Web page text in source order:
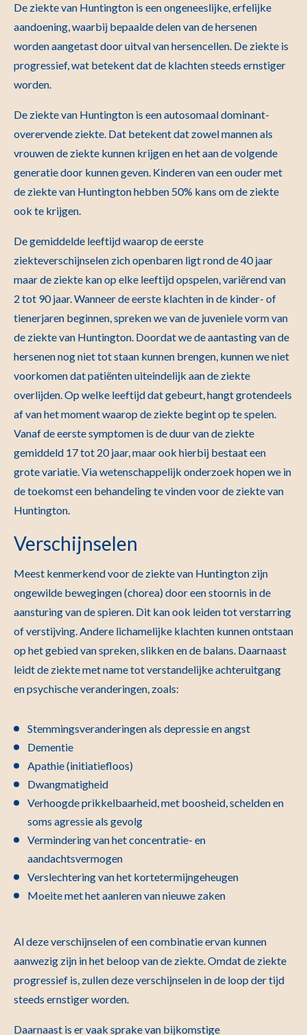
De ziekte van Huntington is een ongeneeslijke, erfelijke
aandoening, waarbij bepaalde delen van de hersenen
worden aangetast door uitval van hersencellen. De ziekte is
progressief, wat betekent dat de klachten steeds ernstiger
worden.
De ziekte van Huntington is een autosomaal dominant-
overervende ziekte. Dat betekent dat zowel mannen als
vrouwen de ziekte kunnen krijgen en het aan de volgende
generatie door kunnen geven. Kinderen van een ouder met
de ziekte van Huntington hebben 50% kans om de ziekte
ook te krijgen.
De gemiddelde leeftijd waarop de eerste
ziekteverschijnselen zich openbaren ligt rond de 40 jaar
maar de ziekte kan op elke leeftijd opspelen, variërend van
2 tot 90 jaar. Wanneer de eerste klachten in de kinder- of
tienerjaren beginnen, spreken we van de juveniele vorm van
de ziekte van Huntington. Doordat we de aantasting van de
hersenen nog niet tot staan kunnen brengen, kunnen we niet
voorkomen dat patiënten uiteindelijk aan de ziekte
overlijden. Op welke leeftijd dat gebeurt, hangt grotendeels
af van het moment waarop de ziekte begint op te spelen.
Vanaf de eerste symptomen is de duur van de ziekte
gemiddeld 17 tot 20 jaar, maar ook hierbij bestaat een
grote variatie. Via wetenschappelijk onderzoek hopen we in
de toekomst een behandeling te vinden voor de ziekte van
Huntington.
Verschijnselen
Meest kenmerkend voor de ziekte van Huntington zijn
ongewilde bewegingen (chorea) door een stoornis in de
aansturing van de spieren. Dit kan ook leiden tot verstarring
of verstijving. Andere lichamelijke klachten kunnen ontstaan
op het gebied van spreken, slikken en de balans. Daarnaast
leidt de ziekte met name tot verstandelijke achteruitgang
en psychische veranderingen, zoals:
Stemmingsveranderingen als depressie en angst
Dementie
Apathie (initiatiefloos)
Dwangmatigheid
Verhoogde prikkelbaarheid, met boosheid, schelden en
soms agressie als gevolg
Vermindering van het concentratie- en
aandachtsvermogen
Verslechtering van het kortetermijngeheugen
Moeite met het aanleren van nieuwe zaken
Al deze verschijnselen of een combinatie ervan kunnen
aanwezig zijn in het beloop van de ziekte. Omdat de ziekte
progressief is, zullen deze verschijnselen in de loop der tijd
steeds ernstiger worden.
Daarnaast is er vaak sprake van bijkomstige